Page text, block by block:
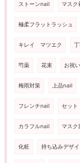
ストーンnail マスク
極柔フラットラッシュ
キレイ マツエク
芍薬 花束 お祝い
梅雨対策 上品nail
フレンチnail セット
カラフルnail マスク
化粧 持ち込みデザ